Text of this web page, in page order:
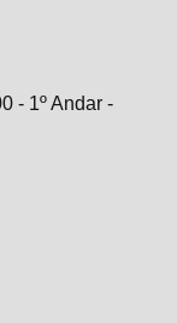
- 1º Andar -